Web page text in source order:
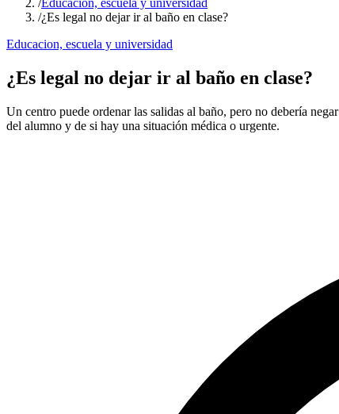
/Educacion, escuela y universidad
/¿Es legal no dejar ir al baño en clase?
Educacion, escuela y universidad
¿Es legal no dejar ir al baño en clase?
Un centro puede ordenar las salidas al baño, pero no debería
del alumno y de si hay una situación médica o urgente.